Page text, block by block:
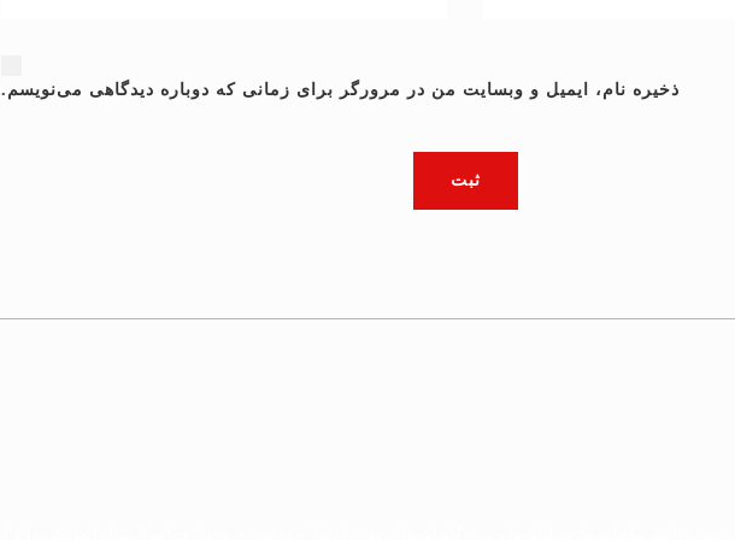
ذخیره نام، ایمیل و وبسایت من در مرورگر برای زمانی که دوباره دیدگاهی می‌نویسم.